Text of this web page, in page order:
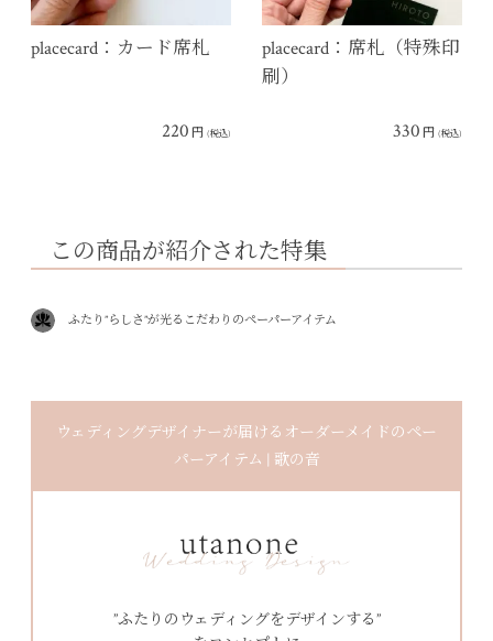
placecard：カード席札
220 円 (税込)
placecard：席札（特殊印
刷）
330 円 (税込)
この商品が紹介された特集
ふたり”らしさ”が光るこだわりのペーパーアイテム
ウェディングデザイナーが届けるオーダーメイドのペー
パーアイテム | 歌の音
”ふたりのウェディングをデザインする”